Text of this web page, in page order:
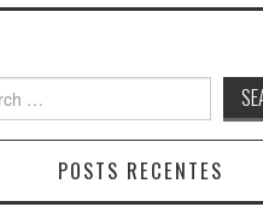
POSTS RECENTES